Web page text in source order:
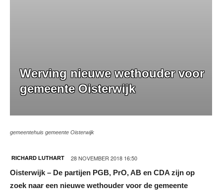
Werving nieuwe wethouder voor
gemeente Oisterwijk
gemeentehuis gemeente Oisterwijk
RICHARD LUTHART 28 NOVEMBER 2018 16:50
Oisterwijk – De partijen PGB, PrO, AB en CDA zijn op
zoek naar een nieuwe wethouder voor de gemeente